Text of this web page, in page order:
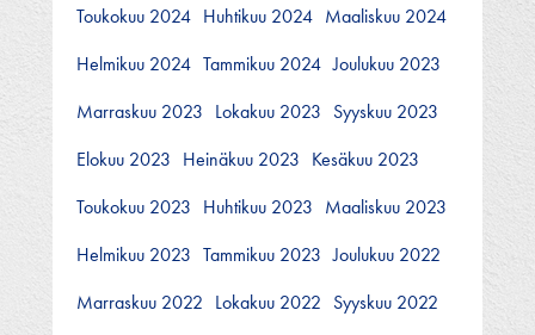
Toukokuu 2024 Huhtikuu 2024 Maaliskuu 2024
Helmikuu 2024 Tammikuu 2024 Joulukuu 2023
Marraskuu 2023 Lokakuu 2023 Syyskuu 2023
Elokuu 2023 Heinäkuu 2023 Kesäkuu 2023
Toukokuu 2023 Huhtikuu 2023 Maaliskuu 2023
Helmikuu 2023 Tammikuu 2023 Joulukuu 2022
Marraskuu 2022 Lokakuu 2022 Syyskuu 2022